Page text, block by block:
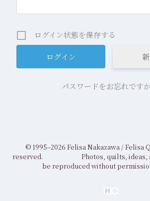
ログイン状態を保存する
パスワードをお忘れです
© 1995–2026 Felisa Nakazawa /Felisa
reserved. Photos, quilts, ideas,
be reproduced without